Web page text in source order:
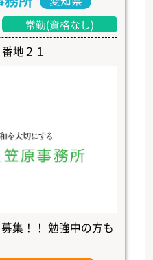
常勤(資格なし)
地２１
集！！ 勉強中の方も